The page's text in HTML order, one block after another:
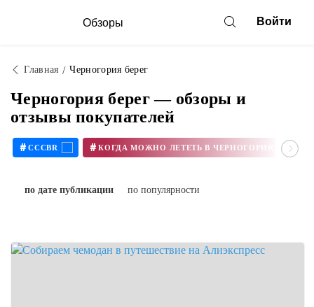
Обзоры Войти
Главная Черногория берег
Черногория берег — обзоры и
отзывы покупателей
# CCCBR # КОГДА МОЖНО ЛЕТЕТЬ В ЧЕРНОГОРИЮ В 2020
по дате публикации по популярности